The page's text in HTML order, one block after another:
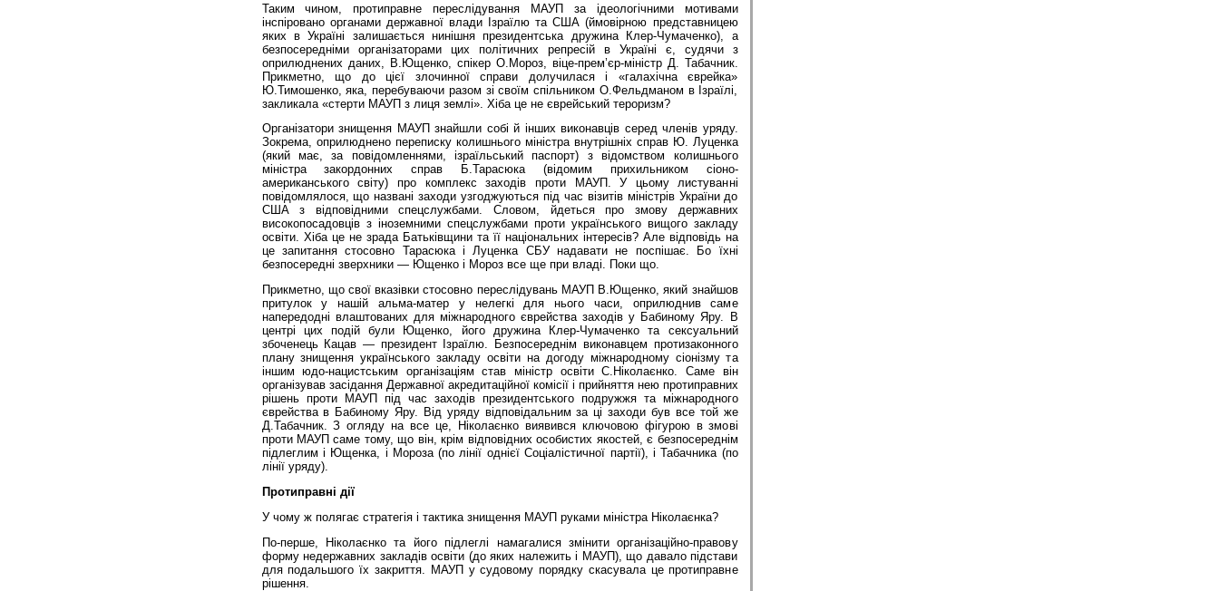
Таким чином, протиправне переслідування МАУП за ідеологічними мотивами
інспіровано органами державної влади Ізраїлю та США (ймовірною представницею
яких в Україні залишається нинішня президентська дружина Клер-Чумаченко), а
безпосередніми організаторами цих політичних репресій в Україні є, судячи з
оприлюднених даних, В.Ющенко, спікер О.Мороз, віце-прем’єр-міністр Д. Табачник.
Прикметно, що до цієї злочинної справи долучилася і «галахічна єврейка»
Ю.Тимошенко, яка, перебуваючи разом зі своїм спільником О.Фельдманом в Ізраїлі,
закликала «стерти МАУП з лиця землі». Хіба це не єврейський тероризм?
Організатори знищення МАУП знайшли собі й інших виконавців серед членів уряду.
Зокрема, оприлюднено переписку колишнього міністра внутрішніх справ Ю. Луценка
(який має, за повідомленнями, ізраїльський паспорт) з відомством колишнього
міністра закордонних справ Б.Тарасюка (відомим прихильником сіоно-
американського світу) про комплекс заходів проти МАУП. У цьому листуванні
повідомлялося, що названі заходи узгоджуються під час візитів міністрів України до
США з відповідними спецслужбами. Словом, йдеться про змову державних
високопосадовців з іноземними спецслужбами проти українського вищого закладу
освіти. Хіба це не зрада Батьківщини та її національних інтересів? Але відповідь на
це запитання стосовно Тарасюка і Луценка СБУ надавати не поспішає. Бо їхні
безпосередні зверхники — Ющенко і Мороз все ще при владі. Поки що.
Прикметно, що свої вказівки стосовно переслідувань МАУП В.Ющенко, який знайшов
притулок у нашій альма-матер у нелегкі для нього часи, оприлюднив саме
напередодні влаштованих для міжнародного єврейства заходів у Бабиному Яру. В
центрі цих подій були Ющенко, його дружина Клер-Чумаченко та сексуальний
збоченець Кацав — президент Ізраїлю. Безпосереднім виконавцем протизаконного
плану знищення українського закладу освіти на догоду міжнародному сіонізму та
іншим юдо-нацистським організаціям став міністр освіти С.Ніколаєнко. Саме він
організував засідання Державної акредитаційної комісії і прийняття нею протиправних
рішень проти МАУП під час заходів президентського подружжя та міжнародного
єврейства в Бабиному Яру. Від уряду відповідальним за ці заходи був все той же
Д.Табачник. З огляду на все це, Ніколаєнко виявився ключовою фігурою в змові
проти МАУП саме тому, що він, крім відповідних особистих якостей, є безпосереднім
підлеглим і Ющенка, і Мороза (по лінії однієї Соціалістичної партії), і Табачника (по
лінії уряду).
Протиправні дії
У чому ж полягає стратегія і тактика знищення МАУП руками міністра Ніколаєнка?
По-перше, Ніколаєнко та його підлеглі намагалися змінити організаційно-правову
форму недержавних закладів освіти (до яких належить і МАУП), що давало підстави
для подальшого їх закриття. МАУП у судовому порядку скасувала це протиправне
рішення.